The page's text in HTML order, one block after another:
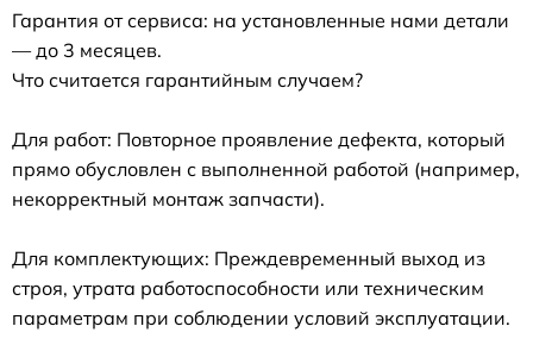
Гарантия от сервиса: на установленные нами детали
— до 3 месяцев.
Что считается гарантийным случаем?
Для работ: Повторное проявление дефекта, который
прямо обусловлен с выполненной работой (например,
некорректный монтаж запчасти).
Для комплектующих: Преждевременный выход из
строя, утрата работоспособности или техническим
параметрам при соблюдении условий эксплуатации.